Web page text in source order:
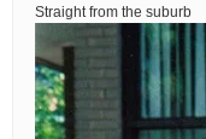
Straight from the suburb